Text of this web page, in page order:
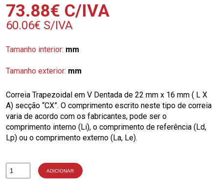
73.88€ C/IVA
60.06€ S/IVA
Tamanho interior: mm
Tamanho exterior: mm
Correia Trapezoidal em V Dentada de 22 mm x 16 mm ( L X
A) secção “CX”. O comprimento escrito neste tipo de correia
varia de acordo com os fabricantes, pode ser o
comprimento interno (Li), o comprimento de referência (Ld,
Lp) ou o comprimento externo (La, Le).
Quantidade
ADICIONAR